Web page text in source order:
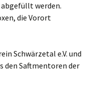
werden.
die Vorort
Schwärzetal e.V. und
den Saftmentoren der